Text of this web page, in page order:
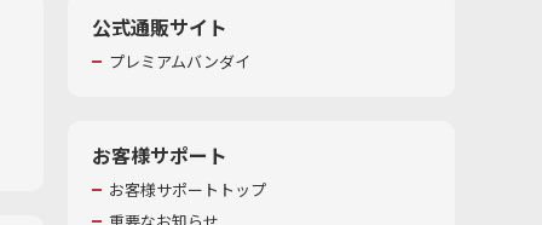
公式通販サイト
プレミアムバンダイ
お客様サポート
お客様サポートトップ